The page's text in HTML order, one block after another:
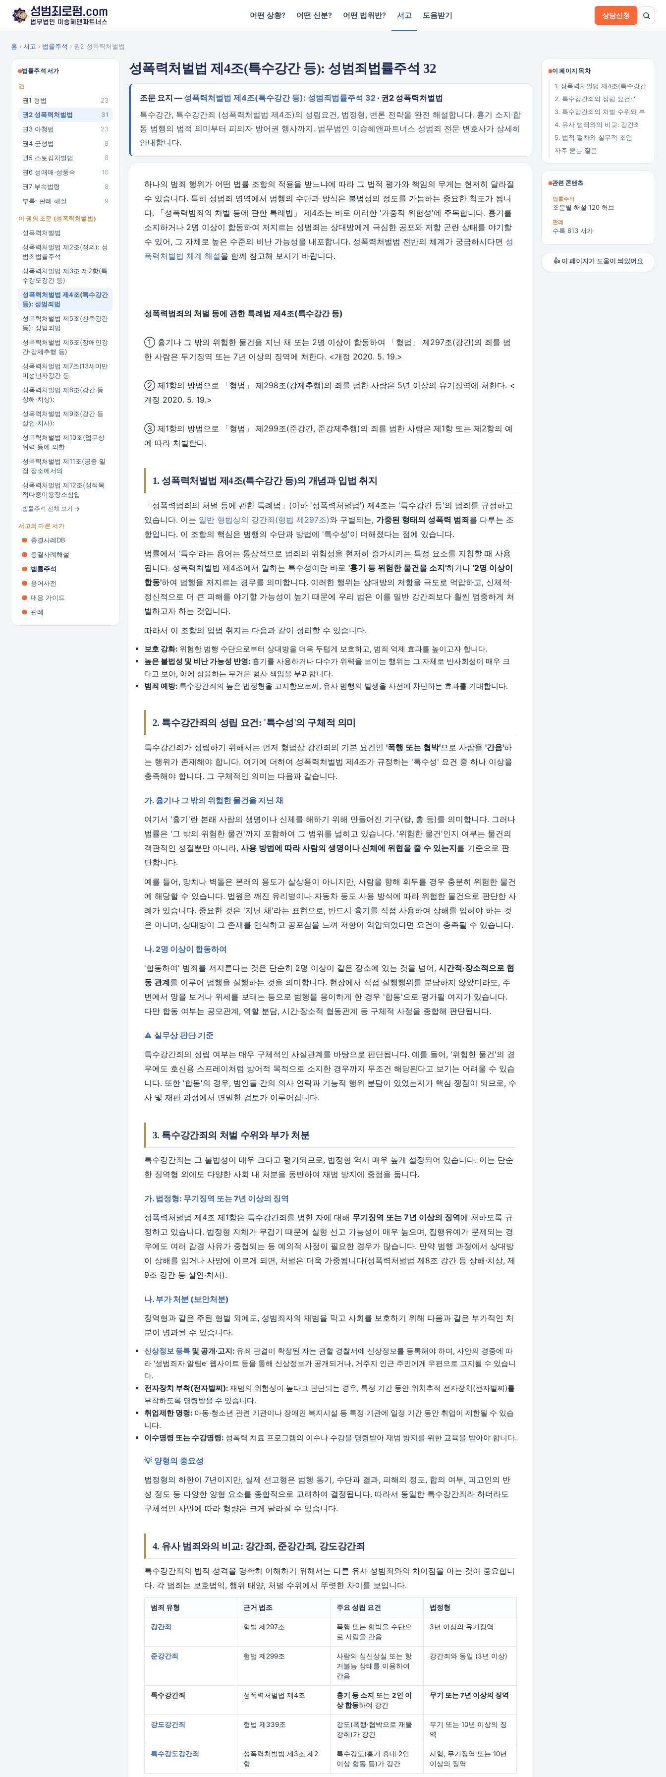
어떤 상황? 어떤 신분? 어떤 법위반? 서고 도움받기 상담신청
홈 › 서고 › 법률주석 › 권2 성폭력처벌법
법률주석 서가
권
권1 형법
23
권2 성폭력처벌법
31
권3 아청법
23
권4 군형법
8
권5 스토킹처벌법
8
권6 성매매·성풍속
10
권7 부속법령
8
부록: 판례 해설
9
이 권의 조문 (성폭력처벌법)
성폭력처벌법
성폭력처벌법 제2조(정의): 성
범죄법률주석
성폭력처벌법 제3조 제2항(특
수강도강간 등)
성폭력처벌법 제4조(특수강간
등): 성범죄법
성폭력처벌법 제5조(친족강간
등): 성범죄법
성폭력처벌법 제6조(장애인강
간·강제추행 등)
성폭력처벌법 제7조(13세미만
미성년자강간 등
성폭력처벌법 제8조(강간 등
상해·치상):
성폭력처벌법 제9조(강간 등
살인·치사):
성폭력처벌법 제10조(업무상
위력 등에 의한
성폭력처벌법 제11조(공중 밀
집 장소에서의
성폭력처벌법 제12조(성적목
적다중이용장소침입
법률주석 전체 보기 →
서고의 다른 서가
종결사례DB
종결사례해설
법률주석
용어사전
대응 가이드
판례
성폭력처벌법 제4조(특수강간 등): 성범죄법률주석 32
조문 요지 — 성폭력처벌법 제4조(특수강간 등): 성범죄법률주석 32 · 권2 성폭력처벌법
특수강간, 특수강간죄 (성폭력처벌법 제4조)의 성립요건, 법정형, 변론 전략을 완전 해설합니다. 흉기 소지·합
동 범행의 법적 의미부터 피의자 방어권 행사까지. 법무법인 이승혜앤파트너스 성범죄 전문 변호사가 상세히
안내합니다.
하나의 범죄 행위가 어떤 법률 조항의 적용을 받느냐에 따라 그 법적 평가와 책임의 무게는 현저히 달라질
수 있습니다. 특히 성범죄 영역에서 범행의 수단과 방식은 불법성의 정도를 가늠하는 중요한 척도가 됩니
다. 「성폭력범죄의 처벌 등에 관한 특례법」 제4조는 바로 이러한 '가중적 위험성'에 주목합니다. 흉기를
소지하거나 2명 이상이 합동하여 저지르는 성범죄는 상대방에게 극심한 공포와 저항 곤란 상태를 야기할
수 있어, 그 자체로 높은 수준의 비난 가능성을 내포합니다. 성폭력처벌법 전반의 체계가 궁금하시다면 성
폭력처벌법 체계 해설을 함께 참고해 보시기 바랍니다.
성폭력범죄의 처벌 등에 관한 특례법 제4조(특수강간 등)
① 흉기나 그 밖의 위험한 물건을 지닌 채 또는 2명 이상이 합동하여 「형법」 제297조(강간)의 죄를 범
한 사람은 무기징역 또는 7년 이상의 징역에 처한다. <개정 2020. 5. 19.>
② 제1항의 방법으로 「형법」 제298조(강제추행)의 죄를 범한 사람은 5년 이상의 유기징역에 처한다. <
개정 2020. 5. 19.>
③ 제1항의 방법으로 「형법」 제299조(준강간, 준강제추행)의 죄를 범한 사람은 제1항 또는 제2항의 예
에 따라 처벌한다.
1. 성폭력처벌법 제4조(특수강간 등)의 개념과 입법 취지
「성폭력범죄의 처벌 등에 관한 특례법」(이하 '성폭력처벌법') 제4조는 '특수강간 등'의 범죄를 규정하고
있습니다. 이는 일반 형법상의 강간죄(형법 제297조)와 구별되는, 가중된 형태의 성폭력 범죄를 다루는 조
항입니다. 이 조항의 핵심은 범행의 수단과 방법에 '특수성'이 더해졌다는 점에 있습니다.
법률에서 '특수'라는 용어는 통상적으로 범죄의 위험성을 현저히 증가시키는 특정 요소를 지칭할 때 사용
됩니다. 성폭력처벌법 제4조에서 말하는 특수성이란 바로 '흉기 등 위험한 물건을 소지'하거나 '2명 이상이
합동'하여 범행을 저지르는 경우를 의미합니다. 이러한 행위는 상대방의 저항을 극도로 억압하고, 신체적·
정신적으로 더 큰 피해를 야기할 가능성이 높기 때문에 우리 법은 이를 일반 강간죄보다 훨씬 엄중하게 처
벌하고자 하는 것입니다.
따라서 이 조항의 입법 취지는 다음과 같이 정리할 수 있습니다.
보호 강화: 위험한 범행 수단으로부터 상대방을 더욱 두텁게 보호하고, 범죄 억제 효과를 높이고자 합니다.
높은 불법성 및 비난 가능성 반영: 흉기를 사용하거나 다수가 위력을 보이는 행위는 그 자체로 반사회성이 매우 크
다고 보아, 이에 상응하는 무거운 형사 책임을 부과합니다.
범죄 예방: 특수강간죄의 높은 법정형을 고지함으로써, 유사 범행의 발생을 사전에 차단하는 효과를 기대합니다.
2. 특수강간죄의 성립 요건: '특수성'의 구체적 의미
특수강간죄가 성립하기 위해서는 먼저 형법상 강간죄의 기본 요건인 '폭행 또는 협박'으로 사람을 '간음'하
는 행위가 존재해야 합니다. 여기에 더하여 성폭력처벌법 제4조가 규정하는 '특수성' 요건 중 하나 이상을
충족해야 합니다. 그 구체적인 의미는 다음과 같습니다.
가. 흉기나 그 밖의 위험한 물건을 지닌 채
여기서 '흉기'란 본래 사람의 생명이나 신체를 해하기 위해 만들어진 기구(칼, 총 등)를 의미합니다. 그러나
법률은 '그 밖의 위험한 물건'까지 포함하여 그 범위를 넓히고 있습니다. '위험한 물건'인지 여부는 물건의
객관적인 성질뿐만 아니라, 사용 방법에 따라 사람의 생명이나 신체에 위협을 줄 수 있는지를 기준으로 판
단합니다.
예를 들어, 망치나 벽돌은 본래의 용도가 살상용이 아니지만, 사람을 향해 휘두를 경우 충분히 위험한 물건
에 해당할 수 있습니다. 법원은 깨진 유리병이나 자동차 등도 사용 방식에 따라 위험한 물건으로 판단한 사
례가 있습니다. 중요한 것은 '지닌 채'라는 표현으로, 반드시 흉기를 직접 사용하여 상해를 입혀야 하는 것
은 아니며, 상대방이 그 존재를 인식하고 공포심을 느껴 저항이 억압되었다면 요건이 충족될 수 있습니다.
나. 2명 이상이 합동하여
'합동하여' 범죄를 저지른다는 것은 단순히 2명 이상이 같은 장소에 있는 것을 넘어, 시간적·장소적으로 협
동 관계를 이루어 범행을 실행하는 것을 의미합니다. 현장에서 직접 실행행위를 분담하지 않았더라도, 주
변에서 망을 보거나 위세를 보태는 등으로 범행을 용이하게 한 경우 '합동'으로 평가될 여지가 있습니다.
다만 합동 여부는 공모관계, 역할 분담, 시간·장소적 협동관계 등 구체적 사정을 종합해 판단됩니다.
⚠️ 실무상 판단 기준
특수강간죄의 성립 여부는 매우 구체적인 사실관계를 바탕으로 판단됩니다. 예를 들어, '위험한 물건'의 경
우에도 호신용 스프레이처럼 방어적 목적으로 소지한 경우까지 무조건 해당된다고 보기는 어려울 수 있습
니다. 또한 '합동'의 경우, 범인들 간의 의사 연락과 기능적 행위 분담이 있었는지가 핵심 쟁점이 되므로, 수
사 및 재판 과정에서 면밀한 검토가 이루어집니다.
3. 특수강간죄의 처벌 수위와 부가 처분
특수강간죄는 그 불법성이 매우 크다고 평가되므로, 법정형 역시 매우 높게 설정되어 있습니다. 이는 단순
한 징역형 외에도 다양한 사회 내 처분을 동반하여 재범 방지에 중점을 둡니다.
가. 법정형: 무기징역 또는 7년 이상의 징역
성폭력처벌법 제4조 제1항은 특수강간죄를 범한 자에 대해 무기징역 또는 7년 이상의 징역에 처하도록 규
정하고 있습니다. 법정형 자체가 무겁기 때문에 실형 선고 가능성이 매우 높으며, 집행유예가 문제되는 경
우에도 여러 감경 사유가 중첩되는 등 예외적 사정이 필요한 경우가 많습니다. 만약 범행 과정에서 상대방
이 상해를 입거나 사망에 이르게 되면, 처벌은 더욱 가중됩니다(성폭력처벌법 제8조 강간 등 상해·치상, 제
9조 강간 등 살인·치사).
나. 부가 처분 (보안처분)
징역형과 같은 주된 형벌 외에도, 성범죄자의 재범을 막고 사회를 보호하기 위해 다음과 같은 부가적인 처
분이 병과될 수 있습니다.
신상정보 등록 및 공개·고지: 유죄 판결이 확정된 자는 관할 경찰서에 신상정보를 등록해야 하며, 사안의 경중에 따
라 '성범죄자 알림e' 웹사이트 등을 통해 신상정보가 공개되거나, 거주지 인근 주민에게 우편으로 고지될 수 있습니
다.
전자장치 부착(전자발찌): 재범의 위험성이 높다고 판단되는 경우, 특정 기간 동안 위치추적 전자장치(전자발찌)를
부착하도록 명령받을 수 있습니다.
취업제한 명령: 아동·청소년 관련 기관이나 장애인 복지시설 등 특정 기관에 일정 기간 동안 취업이 제한될 수 있습
니다.
이수명령 또는 수강명령: 성폭력 치료 프로그램의 이수나 수강을 명령받아 재범 방지를 위한 교육을 받아야 합니다.
💡 양형의 중요성
법정형의 하한이 7년이지만, 실제 선고형은 범행 동기, 수단과 결과, 피해의 정도, 합의 여부, 피고인의 반
성 정도 등 다양한 양형 요소를 종합적으로 고려하여 결정됩니다. 따라서 동일한 특수강간죄라 하더라도
구체적인 사안에 따라 형량은 크게 달라질 수 있습니다.
4. 유사 범죄와의 비교: 강간죄, 준강간죄, 강도강간죄
특수강간죄의 법적 성격을 명확히 이해하기 위해서는 다른 유사 성범죄와의 차이점을 아는 것이 중요합니
다. 각 범죄는 보호법익, 행위 태양, 처벌 수위에서 뚜렷한 차이를 보입니다.
범죄 유형 근거 법조 주요 성립 요건 법정형
강간죄 형법 제297조
폭행 또는 협박을 수단으
로 사람을 간음
3년 이상의 유기징역
준강간죄 형법 제299조
사람의 심신상실 또는 항
거불능 상태를 이용하여
간음
강간죄와 동일 (3년 이상)
특수강간죄 성폭력처벌법 제4조 흉기 등 소지 또는 2인 이
상 합동하여 강간
무기 또는 7년 이상의 징역
강도강간죄 형법 제339조
강도(폭행·협박으로 재물
강취)가 강간
무기 또는 10년 이상의 징
역
특수강도강간죄
성폭력처벌법 제3조 제2
항
특수강도(흉기 휴대·2인
이상 합동 등)가 강간
사형, 무기징역 또는 10년
이상의 징역
이 페이지 목차
1. 성폭력처벌법 제4조(특수강간
2. 특수강간죄의 성립 요건: '
3. 특수강간죄의 처벌 수위와 부
4. 유사 범죄와의 비교: 강간죄
5. 법적 절차와 실무적 조언
자주 묻는 질문
관련 콘텐츠
법률주석
조문별 해설 120 허브
판례
수록 613 서가
👍 이 페이지가 도움이 되었어요